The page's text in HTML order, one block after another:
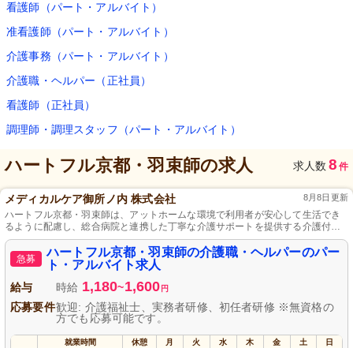
看護師（パート・アルバイト）
准看護師（パート・アルバイト）
介護事務（パート・アルバイト）
介護職・ヘルパー（正社員）
看護師（正社員）
調理師・調理スタッフ（パート・アルバイト）
ハートフル京都・羽束師の求人 求人数 8 件
メディカルケア御所ノ内 株式会社 8月8日更新
ハートフル京都・羽束師は、アットホームな環境で利用者が安心して生活でき
るように配慮し、総合病院と連携した丁寧な介護サポートを提供する介護付き
有料老人ホームです。
急募
ハートフル京都・羽束師の介護職・ヘルパーのパー
ト・アルバイト求人
給与 時給 1,180~1,600 円
応募要件歓迎: 介護福祉士、実務者研修、初任者研修 ※無資格の
方でも応募可能です。
就業時間 休憩 月 火 水 木 金 土 日